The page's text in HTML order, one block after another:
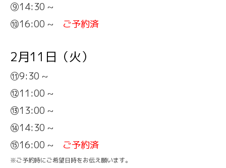
⑨14:30 ~
⑩16:00 ~ ご予約済
2月11日（火）
⑪9:30 ~
⑫11:00 ~
⑬13:00 ~
⑭14:30 ~
⑮16:00 ~ ご予約済
※ご予約時にご希望日時をお伝え願います。